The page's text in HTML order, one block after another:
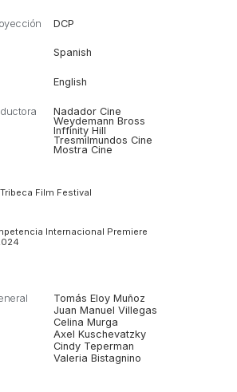
DCP
Spanish
English
Nadador Cine
Weydemann Bross
Inffinity Hill
Tresmilmundos Cine
Mostra Cine
Film Festival
Internacional Premiere
Tomás Eloy Muñoz
Juan Manuel Villegas
Celina Murga
Axel Kuschevatzky
Cindy Teperman
Valeria Bistagnino